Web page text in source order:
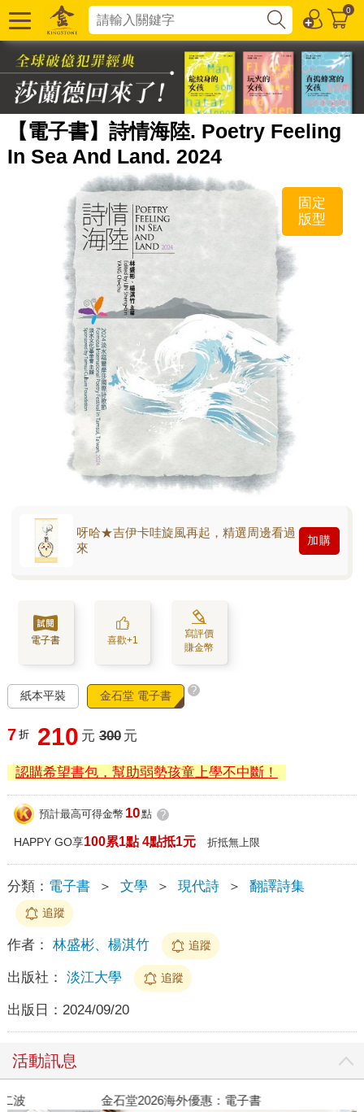
0
【電子書】詩情海陸. Poetry Feeling
In Sea And Land. 2024
固定
版型
呀哈★吉伊卡哇旋風再起，精選周邊看過
來
加購
電子書 喜歡+1
寫評價
賺金幣
紙本平裝 金石堂 電子書 ?
7 折 210 元 300 元
認購希望書包，幫助弱勢孩童上學不中斷！
預計最高可得金幣 10點 ?
HAPPY GO享100累1點 4點抵1元 折抵無上限
分類： 電子書 ＞ 文學 ＞ 現代詩 ＞ 翻譯詩集
追蹤
作者： 林盛彬、楊淇竹 追蹤
出版社： 淡江大學 追蹤
出版日： 2024/09/20
活動訊息
金石堂2026海外優惠：電子書